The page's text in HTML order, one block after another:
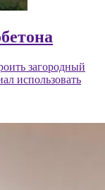
загородный
использовать